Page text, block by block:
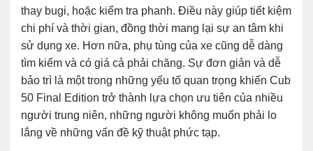
thay bugi, hoặc kiểm tra phanh. Điều này giúp tiết kiệm
chi phí và thời gian, đồng thời mang lại sự an tâm khi
sử dụng xe. Hơn nữa, phụ tùng của xe cũng dễ dàng
tìm kiếm và có giá cả phải chăng. Sự đơn giản và dễ
bảo trì là một trong những yếu tố quan trọng khiến Cub
50 Final Edition trở thành lựa chọn ưu tiên của nhiều
người trung niên, những người không muốn phải lo
lắng về những vấn đề kỹ thuật phức tạp.